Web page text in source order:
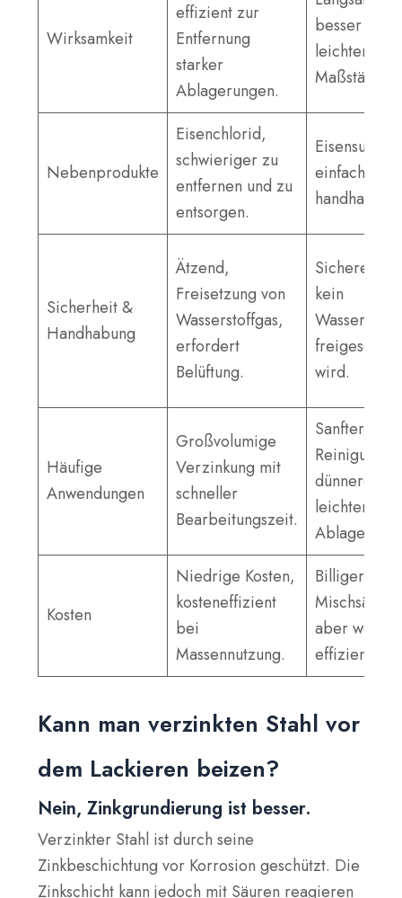
Wirksamkeit
effizient zur
Entfernung
starker
Ablagerungen.
besser für
leichtere
Maßstäbe.
Nebenprodukte
Eisenchlorid,
schwieriger zu
entfernen und zu
entsorgen.
Eisensulfat,
einfacher zu
handhaben.
Sicherheit &
Handhabung
Ätzend,
Freisetzung von
Wasserstoffgas,
erfordert
Belüftung.
Sicherer, da
kein
freigesetzt
wird.
Häufige
Anwendungen
Großvolumige
Verzinkung mit
schneller
Bearbeitungszeit.
Sanftere
Reinigung
dünnere
leichtere
Kosten
Niedrige Kosten,
kosteneffizient
bei
Massennutzung.
Billiger als
Mischsäure,
aber
effizient.
Kann man verzinkten Stahl vor
dem Lackieren beizen?
Nein, Zinkgrundierung ist besser.
Verzinkter Stahl ist durch seine
Zinkbeschichtung vor Korrosion geschützt. Die
Zinkschicht kann jedoch mit Säuren reagieren